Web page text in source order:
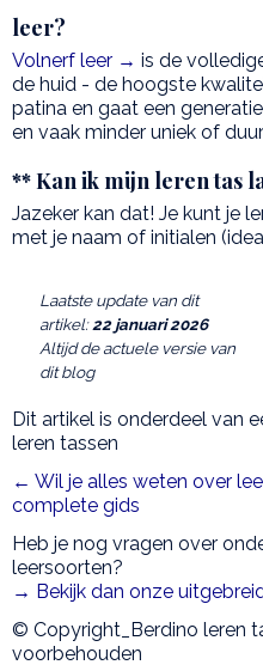
leer?
Volnerf leer → is de
de huid - de hoogste
patina en gaat een
en vaak minder uniek of
** Kan ik mijn leren tas
Jazeker kan dat! Je kunt je
met je naam of initialen
Laatste update van dit
artikel:22 januari 2026
Altijd de actuele versie van
dit blog
Dit artikel is onderdeel van
leren tassen
← Wil je alles weten over
complete gids
Heb je nog vragen over
leersoorten?
→ Bekijk dan onze
© Copyright_Berdino leren
voorbehouden